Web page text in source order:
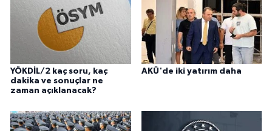
YÖKDİL/2 kaç soru, kaç
dakika ve sonuçlar ne
zaman açıklanacak?
AKÜ'de iki yatırım daha